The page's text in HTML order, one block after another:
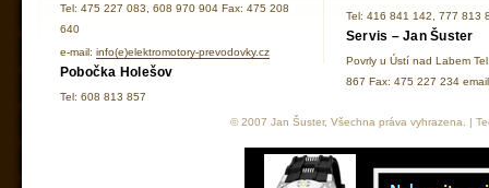
Tel: 475 227 083, 608 970 904 Fax: 475 208
640
e-mail: info(e)elektromotory-prevodovky.cz
Pobočka Holešov
Tel: 608 813 857
Tel: 416 841 142, 777 813
Servis – Jan Šuster
Povrly u Ústí nad Labem
867 Fax: 475 227 234
© 2007 Jan Šuster, Všechna práva vyhrazena. |